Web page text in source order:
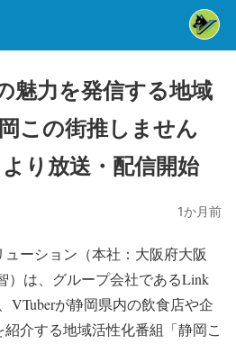
魅力を発信する地域
この街推しません
り放送・配信開始
1か月前
ーション（本社：大阪府大阪
）は、グループ会社であるLink
VTuberが静岡県内の飲食店や企
介する地域活性化番組「静岡こ